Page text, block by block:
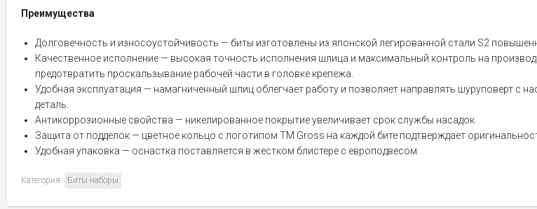
Преимущества
Долговечность и износоустойчивость — биты изготовлены из японской легированной стали S2
Качественное исполнение — высокая точность исполнения шлица и максимальный контроль на
предотвратить проскальзывание рабочей части в головке крепежа.
Удобная эксплуатация — намагниченный шлиц облегчает работу и позволяет направлять шуруповерт с
деталь.
Антикоррозионные свойства — никелированное покрытие увеличивает срок службы насадок.
Защита от подделок — цветное кольцо с логотипом ТМ Gross на каждой бите подтверждает
Удобная упаковка — оснастка поставляется в жестком блистере с европодвесом.
Категория: Биты наборы